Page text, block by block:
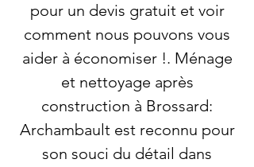
pour un devis gratuit et voir
comment nous pouvons vous
aider à économiser !. Ménage
et nettoyage après
construction à Brossard:
Archambault est reconnu pour
son souci du détail dans